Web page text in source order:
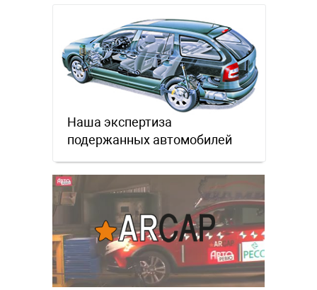
Наша экспертиза
подержанных автомобилей